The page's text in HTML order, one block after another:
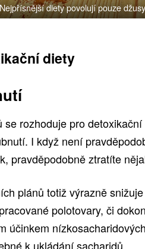
Nejpřísnější diety povolují pouze
diety
se rozhoduje pro
I když není
pravděpodobně ztratíte
plánů totiž výrazně
polotovary, či
účinkem
k ukládání sacharidů.